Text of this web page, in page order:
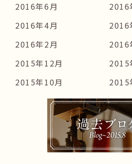
2016年6月
2016
2016年4月
2016
2016年2月
2016
2015年12月
2015
2015年10月
2015